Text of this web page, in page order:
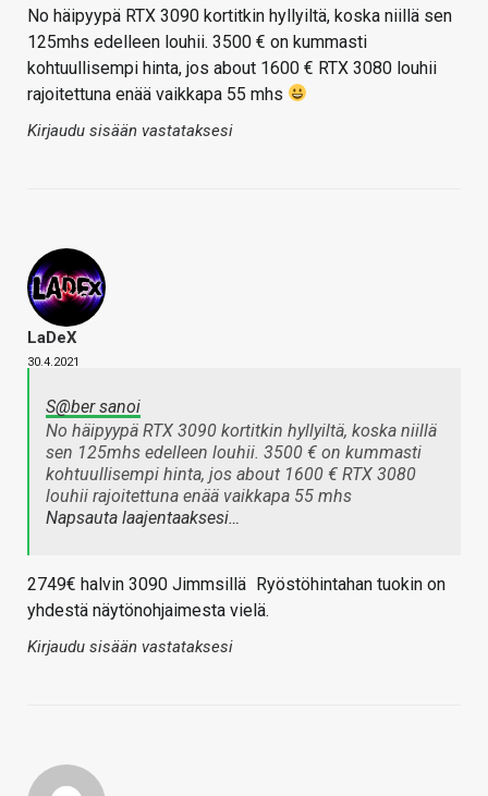
No häipyypä RTX 3090 kortitkin hyllyiltä, koska niillä sen
125mhs edelleen louhii. 3500 € on kummasti
kohtuullisempi hinta, jos about 1600 € RTX 3080 louhii
rajoitettuna enää vaikkapa 55 mhs
Kirjaudu sisään vastataksesi
LaDeX
30.4.2021
S@ber sanoi
No häipyypä RTX 3090 kortitkin hyllyiltä, koska niillä
sen 125mhs edelleen louhii. 3500 € on kummasti
kohtuullisempi hinta, jos about 1600 € RTX 3080
louhii rajoitettuna enää vaikkapa 55 mhs
Napsauta laajentaaksesi…
2749€ halvin 3090 Jimmsillä Ryöstöhintahan tuokin on
yhdestä näytönohjaimesta vielä.
Kirjaudu sisään vastataksesi